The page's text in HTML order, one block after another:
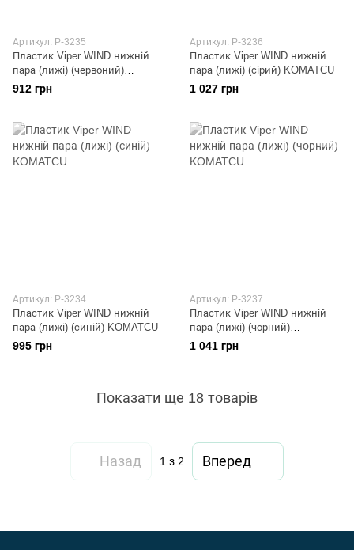
Артикул: P-3235
Пластик Viper WIND нижній
пара (лижі) (червоний)
KOMATCU
912 грн
Артикул: P-3236
Пластик Viper WIND нижній
пара (лижі) (сірий) KOMATCU
1 027 грн
Артикул: P-3234
Пластик Viper WIND нижній
пара (лижі) (синій) KOMATCU
995 грн
Артикул: P-3237
Пластик Viper WIND нижній
пара (лижі) (чорний)
KOMATCU
1 041 грн
Показати ще 18 товарів
Назад 1 з 2 Вперед